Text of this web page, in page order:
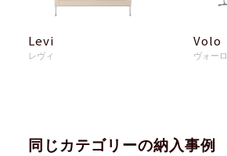
Levi
レヴィ
Volo
ヴォーロ
同じカテゴリーの納入事例